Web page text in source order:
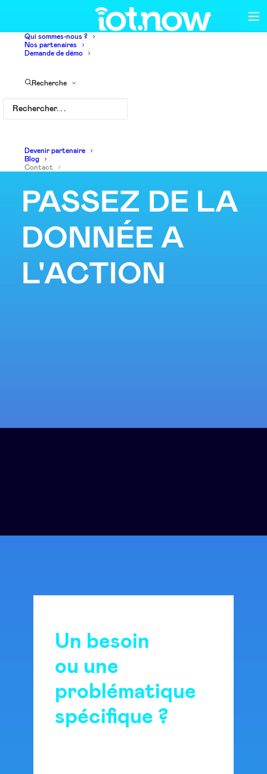
Qui sommes-nous ?
Nos partenaires
Demande de démo
Recherche
Devenir partenaire
Blog
Contact
Découvrez LA PUISSANCE d’une
PASSEZ DE LA
DONNÉE A
L'ACTION
Un besoin
ou une
problématique
spécifique ?